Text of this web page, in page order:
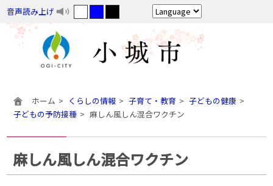
音声読み上げ
ホーム くらしの情報 子育て・教育
子どもの健康
子どもの予防接種
麻しん風しん混合ワクチン
麻しん風しん混合ワクチン